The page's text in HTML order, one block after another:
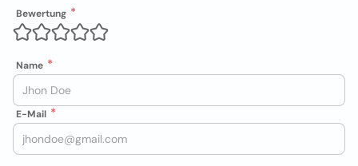
Bewertung
Name
E-Mail